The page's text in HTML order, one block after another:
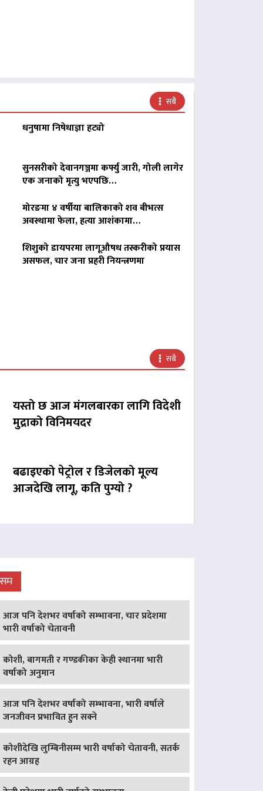
सबै
धनुषामा निषेधाज्ञा हट्यो
सुनसरीको देवानगञ्जमा कर्फ्यु जारी, गोली लागेर
एक जनाको मृत्यु भएपछि…
मोरङमा ४ वर्षीया बालिकाको शव बीभत्स
अवस्थामा फेला, हत्या आशंकामा…
शिशुको डायपरमा लागूऔषध तस्करीको प्रयास
असफल, चार जना प्रहरी नियन्त्रणमा
सबै
यस्तो छ आज मंगलबारका लागि विदेशी
मुद्राको विनिमयदर
बढाइएको पेट्रोल र डिजेलको मूल्य
आजदेखि लागू, कति पुग्यो ?
आज पनि देशभर वर्षाको सम्भावना, चार प्रदेशमा
भारी वर्षाको चेतावनी
कोशी, बागमती र गण्डकीका केही स्थानमा भारी
वर्षाको अनुमान
आज पनि देशभर वर्षाको सम्भावना, भारी वर्षाले
जनजीवन प्रभावित हुन सक्ने
कोशीदेखि लुम्बिनीसम्म भारी वर्षाको चेतावनी, सतर्क
रहन आग्रह